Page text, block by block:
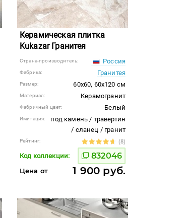
Керамическая плитка
Kukazar Гранитея
Страна-производитель: Россия
Фабрика: Гранитея
Размер: 60x60, 60x120 см
Материал: Керамогранит
Фабричный цвет: Белый
Имитация:
под камень / травертин
/ сланец / гранит
Рейтинг: (8)
Код коллекции: 832046
Цена от 1 900 руб.